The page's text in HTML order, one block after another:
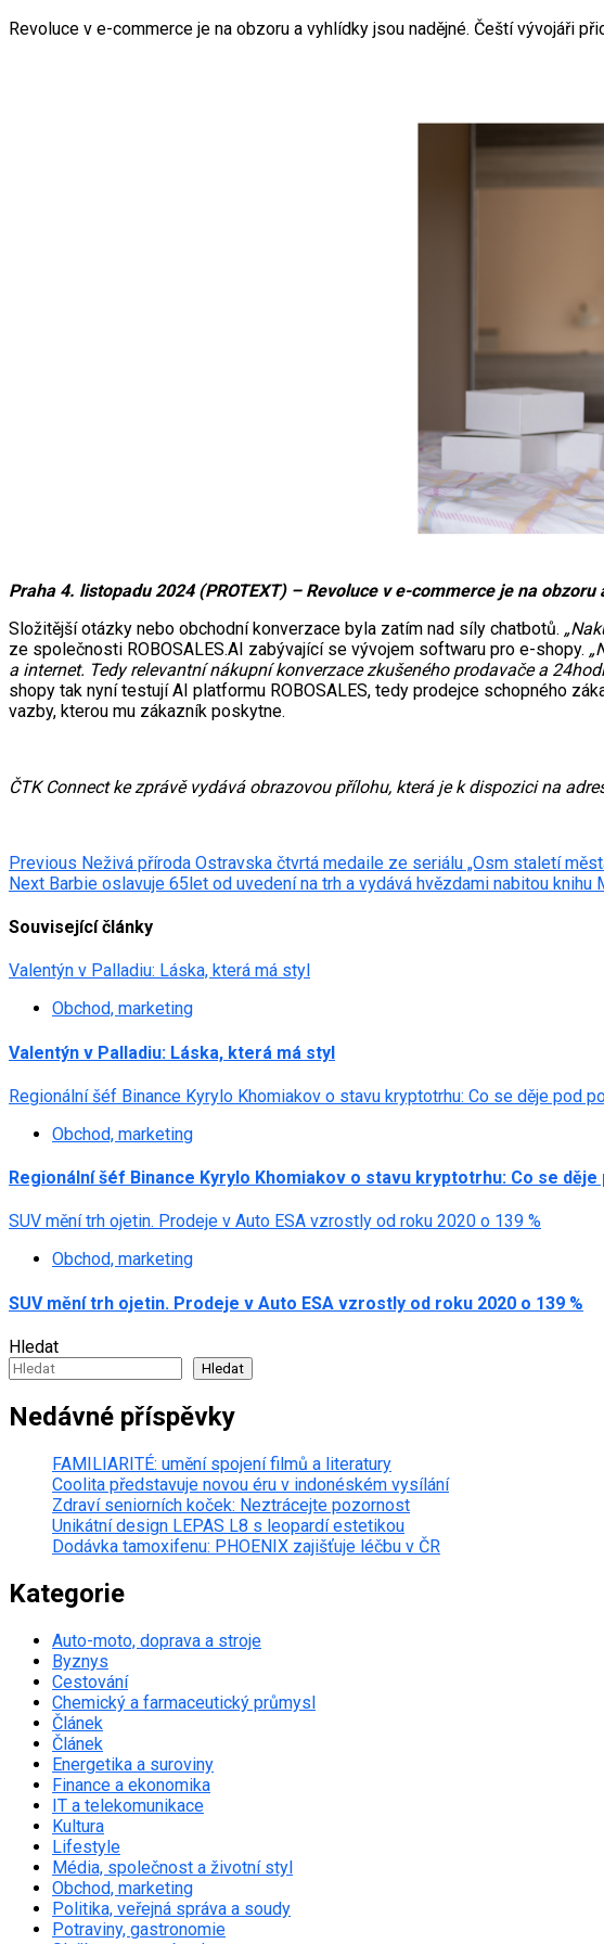
Revoluce v e-commerce je na obzoru a vyhlídky jsou nadějné. Čeští vývojáři
Praha 4. listopadu 2024 (PROTEXT) – Revoluce v e-commerce je na
Složitější otázky nebo obchodní konverzace byla zatím nad síly chatbotů.
ze společnosti ROBOSALES.AI zabývající se vývojem softwaru pro e-shopy.
a internet. Tedy relevantní nákupní konverzace zkušeného prodavače a
shopy tak nyní testují AI platformu ROBOSALES, tedy prodejce schopného
vazby, kterou mu zákazník poskytne.
ČTK Connect ke zprávě vydává obrazovou přílohu, která je k dispozici na
Post
navigation
Previous Neživá příroda Ostravska čtvrtá medaile ze seriálu „Osm staletí
Next Barbie oslavuje 65let od uvedení na trh a vydává hvězdami nabitou
Související články
Valentýn v Palladiu: Láska, která má styl
Obchod, marketing
Valentýn v Palladiu: Láska, která má styl
Regionální šéf Binance Kyrylo Khomiakov o stavu kryptotrhu: Co se děje pod
Obchod, marketing
Regionální šéf Binance Kyrylo Khomiakov o stavu kryptotrhu: Co se
SUV mění trh ojetin. Prodeje v Auto ESA vzrostly od roku 2020 o 139 %
Obchod, marketing
SUV mění trh ojetin. Prodeje v Auto ESA vzrostly od roku 2020 o 139 %
Hledat
Hledat
Nedávné příspěvky
FAMILIARITÉ: umění spojení filmů a literatury
Coolita představuje novou éru v indonéském vysílání
Zdraví seniorních koček: Neztrácejte pozornost
Unikátní design LEPAS L8 s leopardí estetikou
Dodávka tamoxifenu: PHOENIX zajišťuje léčbu v ČR
Kategorie
Auto-moto, doprava a stroje
Byznys
Cestování
Chemický a farmaceutický průmysl
Článek
Článek
Energetika a suroviny
Finance a ekonomika
IT a telekomunikace
Kultura
Lifestyle
Média, společnost a životní styl
Obchod, marketing
Politika, veřejná správa a soudy
Potraviny, gastronomie